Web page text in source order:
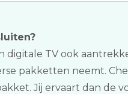
digitale TV ook
pakketten neemt.
Jij ervaart dan de